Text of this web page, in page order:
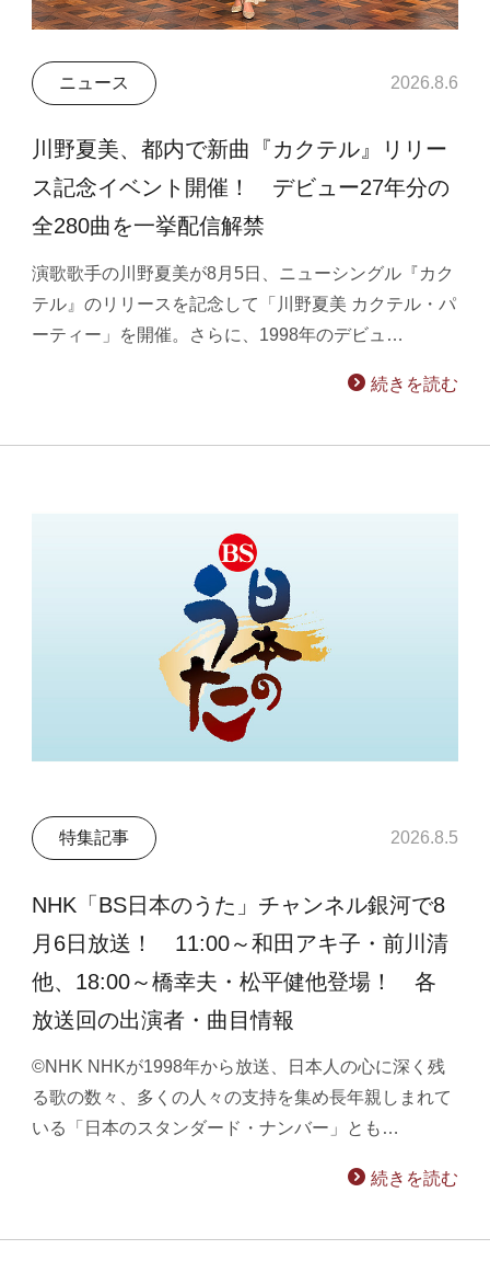
ニュース 2026.8.6
川野夏美、都内で新曲『カクテル』リリー
ス記念イベント開催！ デビュー27年分の
全280曲を一挙配信解禁
演歌歌手の川野夏美が8月5日、ニューシングル『カク
テル』のリリースを記念して「川野夏美 カクテル・パ
ーティー」を開催。さらに、1998年のデビュ…
続きを読む
特集記事 2026.8.5
NHK「BS日本のうた」チャンネル銀河で8
月6日放送！ 11:00～和田アキ子・前川清
他、18:00～橋幸夫・松平健他登場！ 各
放送回の出演者・曲目情報
©NHK NHKが1998年から放送、日本人の心に深く残
る歌の数々、多くの人々の支持を集め長年親しまれて
いる「日本のスタンダード・ナンバー」とも…
続きを読む